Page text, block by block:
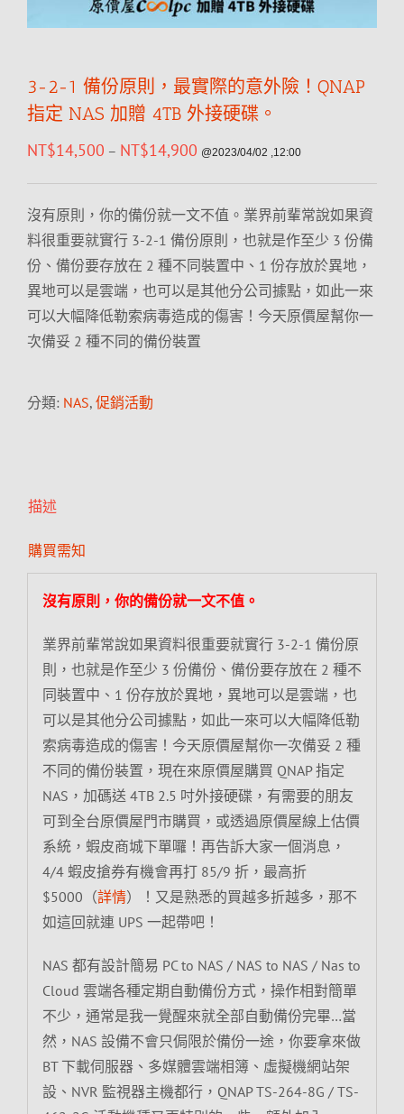
3-2-1 備份原則，最實際的意外險！QNAP
指定 NAS 加贈 4TB 外接硬碟。
NT$14,500 – NT$14,900 @2023/04/02 ,12:00
沒有原則，你的備份就一文不值。業界前輩常說如果資
料很重要就實行 3-2-1 備份原則，也就是作至少 3 份備
份、備份要存放在 2 種不同裝置中、1 份存放於異地，
異地可以是雲端，也可以是其他分公司據點，如此一來
可以大幅降低勒索病毒造成的傷害！今天原價屋幫你一
次備妥 2 種不同的備份裝置
分類: NAS, 促銷活動
描述
購買需知
沒有原則，你的備份就一文不值。
業界前輩常說如果資料很重要就實行 3-2-1 備份原
則，也就是作至少 3 份備份、備份要存放在 2 種不
同裝置中、1 份存放於異地，異地可以是雲端，也
可以是其他分公司據點，如此一來可以大幅降低勒
索病毒造成的傷害！今天原價屋幫你一次備妥 2 種
不同的備份裝置，現在來原價屋購買 QNAP 指定
NAS，加碼送 4TB 2.5 吋外接硬碟，有需要的朋友
可到全台原價屋門市購買，或透過原價屋線上估價
系統，蝦皮商城下單囉！再告訴大家一個消息，
4/4 蝦皮搶券有機會再打 85/9 折，最高折
$5000（詳情）！又是熟悉的買越多折越多，那不
如這回就連 UPS 一起帶吧！
NAS 都有設計簡易 PC to NAS / NAS to NAS / Nas to
Cloud 雲端各種定期自動備份方式，操作相對簡單
不少，通常是我一覺醒來就全部自動備份完畢…當
然，NAS 設備不會只侷限於備份一途，你要拿來做
BT 下載伺服器、多媒體雲端相簿、虛擬機網站架
設、NVR 監視器主機都行，QNAP TS-264-8G / TS-